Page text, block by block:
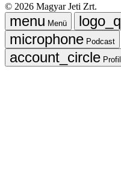
© 2026 Magyar Jeti Zrt.
Menü
Podcast
Profil